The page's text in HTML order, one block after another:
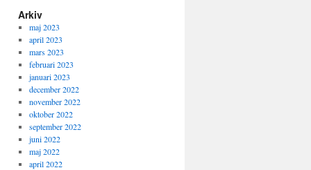
Arkiv
maj 2023
april 2023
mars 2023
februari 2023
januari 2023
december 2022
november 2022
oktober 2022
september 2022
juni 2022
maj 2022
april 2022